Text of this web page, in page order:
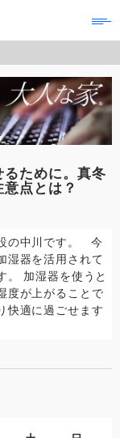
ために。真冬
点とは？
の中川です。 今
湿器を活用されて
。 加湿器を使うと
度が上がることで
快適に過ごせます